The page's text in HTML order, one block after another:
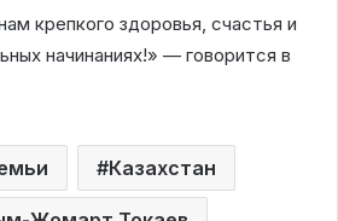
крепкого здоровья, счастья и
начинаниях!» — говорится в
Казахстан